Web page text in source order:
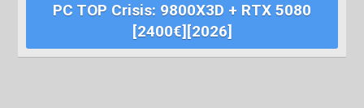
PC TOP Crisis: 9800X3D + RTX 5080
[2400€][2026]